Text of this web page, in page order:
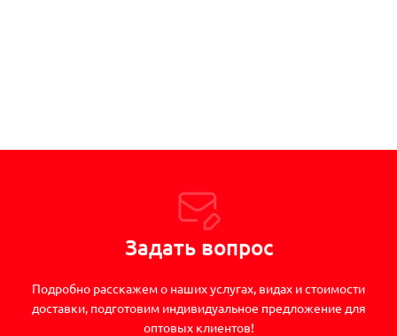
Задать вопрос
Подробно расскажем о наших услугах, видах и стоимости
доставки, подготовим индивидуальное предложение для
оптовых клиентов!